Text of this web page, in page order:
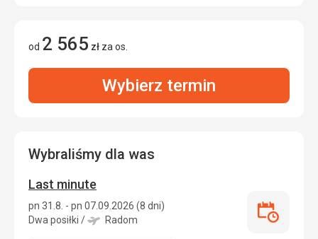
od 2 565 zł za os.
Wybierz termin
Wybraliśmy dla was
Last minute
pn 31.8. - pn 07.09.2026 (8 dni)
Dwa posiłki / Radom
Last